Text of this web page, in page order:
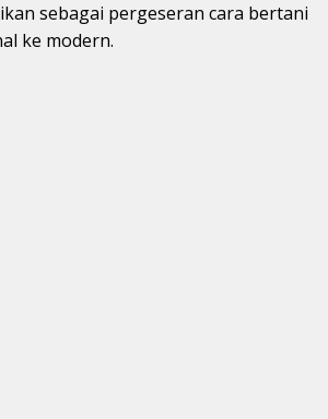
sebagai pergeseran cara bertani
ke modern.